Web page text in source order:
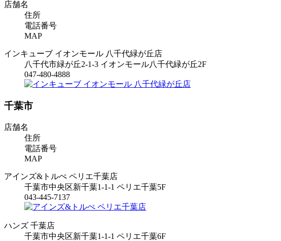
店舗名
住所
電話番号
MAP
インキューブ イオンモール 八千代緑が丘店
八千代市緑が丘2-1-3 イオンモール八千代緑が丘2F
047-480-4888
千葉市
店舗名
住所
電話番号
MAP
アインズ&トルぺ ペリエ千葉店
千葉市中央区新千葉1-1-1 ペリエ千葉5F
043-445-7137
ハンズ 千葉店
千葉市中央区新千葉1-1-1 ペリエ千葉6F